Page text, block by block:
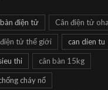
điện tử Cân điện tử
tử thế giới can dien tu
thi cân bàn 15kg
cháy nổ